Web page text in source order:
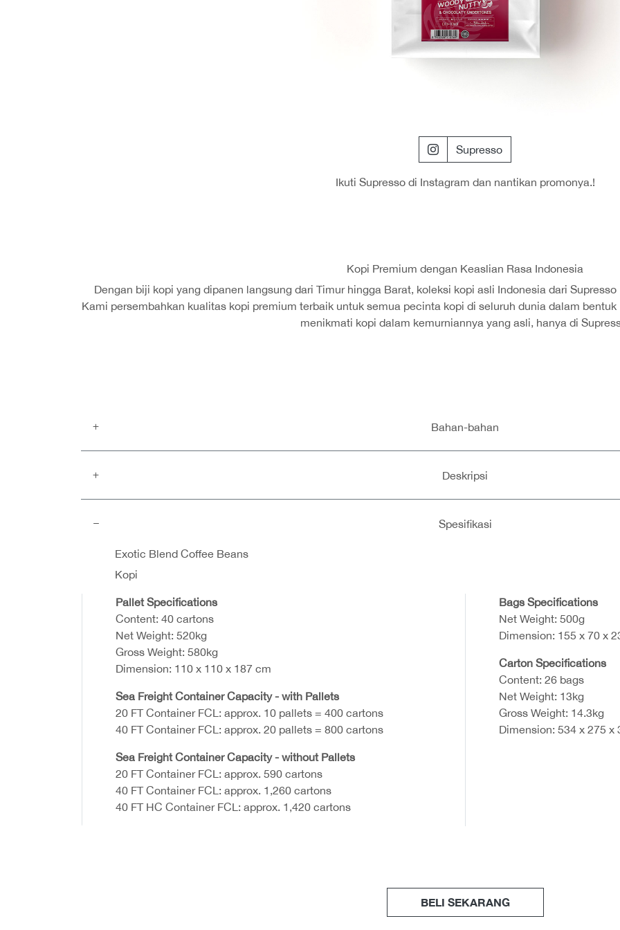
Supresso
Ikuti Supresso di Instagram dan nantikan promonya.!
Kopi Premium dengan Keaslian Rasa Indonesia
Dengan biji kopi yang dipanen langsung dari Timur hingga Barat, koleksi kopi asli Indonesia dari
Kami persembahkan kualitas kopi premium terbaik untuk semua pecinta kopi di seluruh dunia dalam
menikmati kopi dalam kemurniannya yang asli, hanya di
Bahan-bahan
Deskripsi
Spesifikasi
Exotic Blend Coffee Beans
Kopi
Pallet Specifications
Content: 40 cartons
Net Weight: 520kg
Gross Weight: 580kg
Dimension: 110 x 110 x 187 cm
Sea Freight Container Capacity - with Pallets
20 FT Container FCL: approx. 10 pallets = 400 cartons
40 FT Container FCL: approx. 20 pallets = 800 cartons
Sea Freight Container Capacity - without Pallets
20 FT Container FCL: approx. 590 cartons
40 FT Container FCL: approx. 1,260 cartons
40 FT HC Container FCL: approx. 1,420 cartons
Bags Specifications
Net Weight: 500g
Dimension: 155 x 70 x
Carton Specifications
Content: 26 bags
Net Weight: 13kg
Gross Weight: 14.3kg
Dimension: 534 x 275 x
BELI SEKARANG